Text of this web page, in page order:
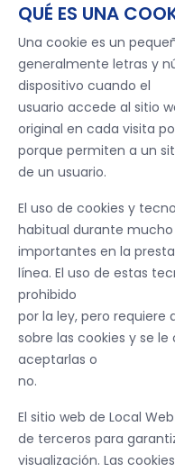
QUÉ ES UNA
Una cookie es un
generalmente letras y
dispositivo cuando el
usuario accede al sitio
original en cada visita
porque permiten a un
de un usuario.
El uso de cookies y
habitual durante
importantes en la
línea. El uso de estas
prohibido
por la ley, pero requiere
sobre las cookies y se
aceptarlas o
no.
El sitio web de Local
de terceros para
visualización. Las